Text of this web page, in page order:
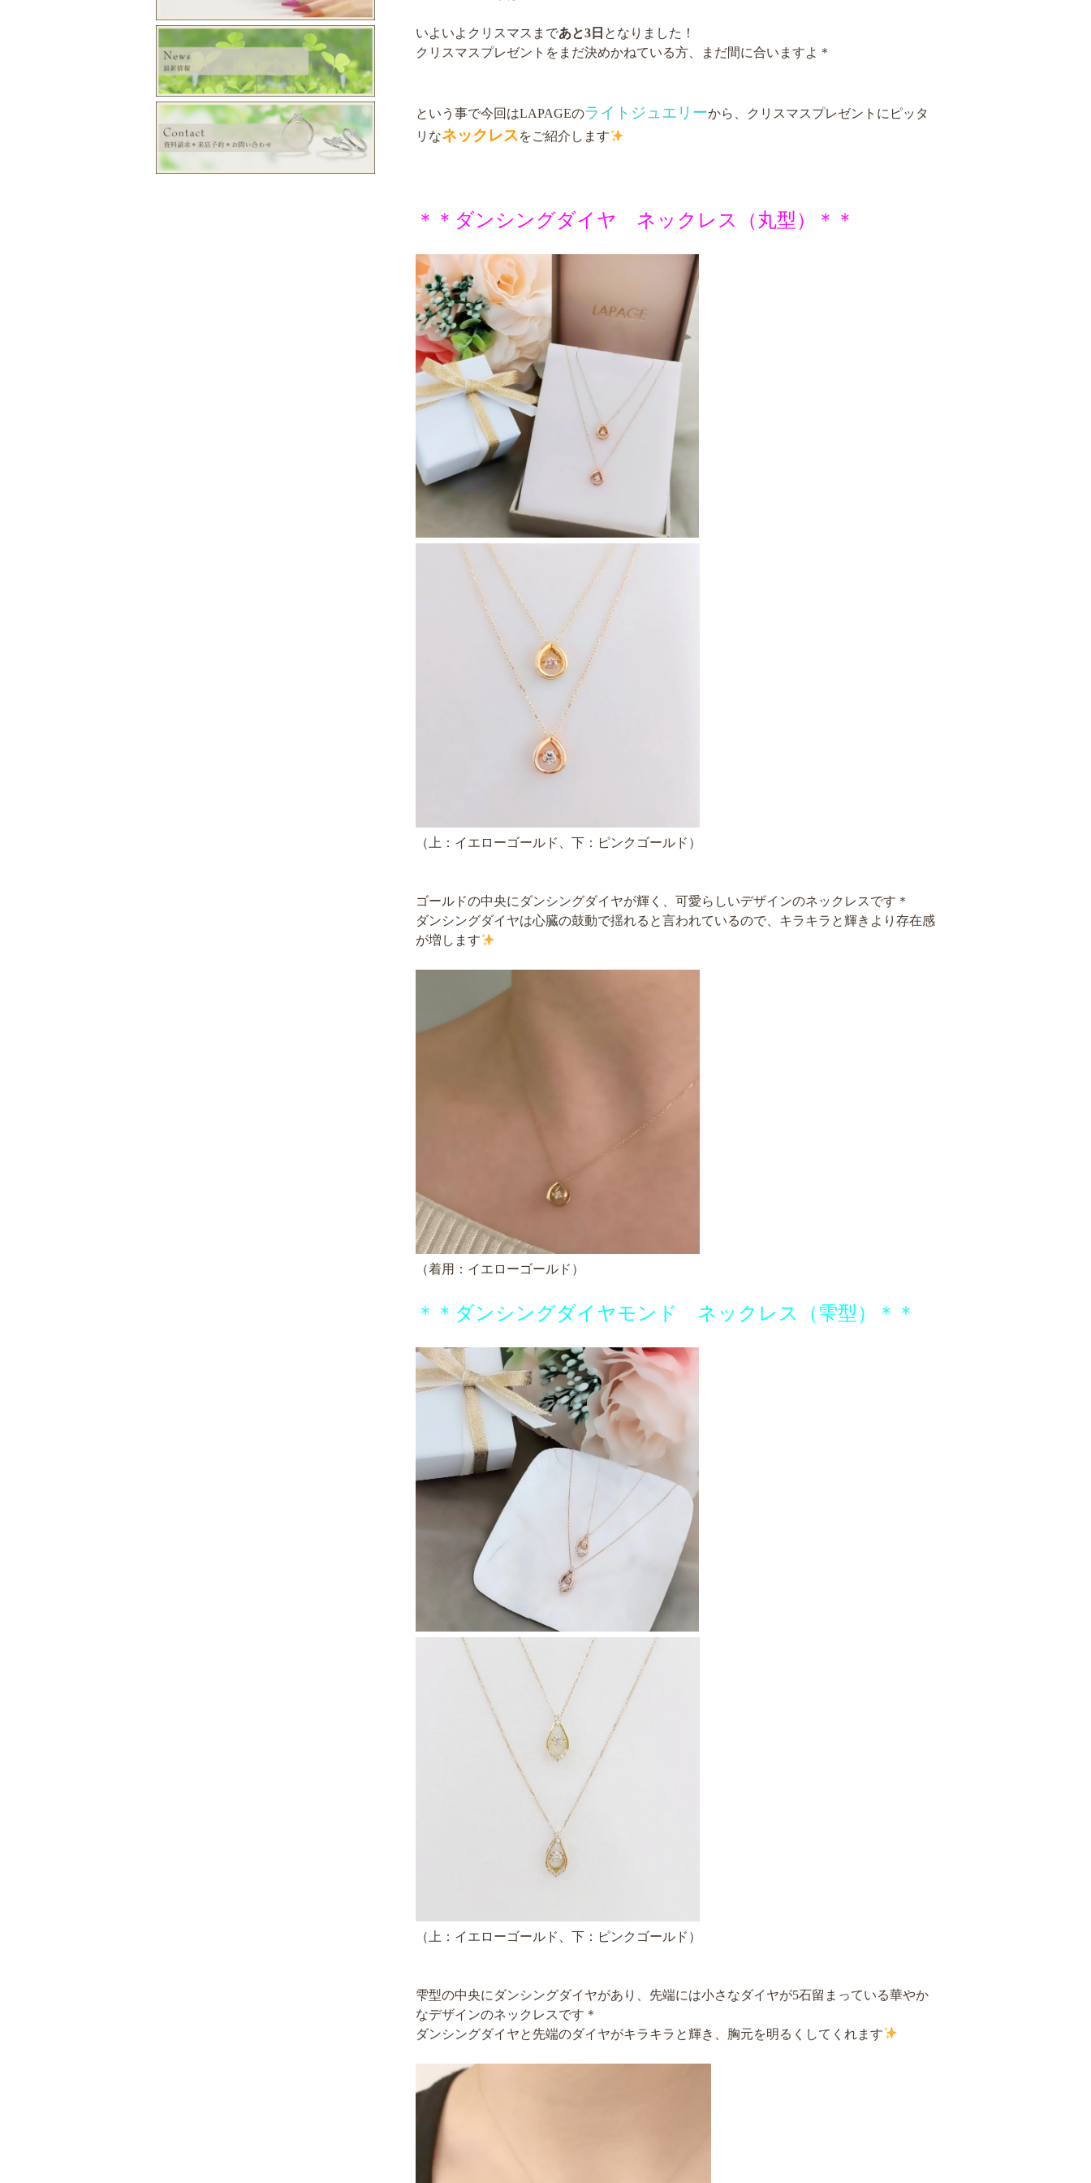
いよいよクリスマスまであと3日 となりました！
クリスマスプレゼントをまだ決めかねている方、まだ間に合いますよ＊
という事で今回はLAPAGEのライトジュエリーから、クリスマスプレゼントにピッタ
リなネックレス をご紹介します
＊＊ダンシングダイヤ ネックレス（丸型）＊＊
（上：イエローゴールド、下：ピンクゴールド）
ゴールドの中央にダンシングダイヤが輝く、可愛らしいデザインのネックレスです＊
ダンシングダイヤは心臓の鼓動で揺れると言われているので、キラキラと輝きより存在感
が増します
（着用：イエローゴールド）
＊＊ダンシングダイヤモンド ネックレス（雫型）＊＊
（上：イエローゴールド、下：ピンクゴールド）
雫型の中央にダンシングダイヤがあり、先端には小さなダイヤが5石留まっている華やか
なデザインのネックレスです＊
ダンシングダイヤと先端のダイヤがキラキラと輝き、胸元を明るくしてくれます